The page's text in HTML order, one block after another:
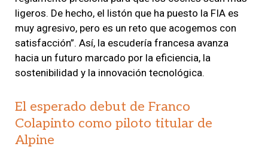
ligeros. De hecho, el listón que ha puesto la FIA es
muy agresivo, pero es un reto que acogemos con
satisfacción”. Así, la escudería francesa avanza
hacia un futuro marcado por la eficiencia, la
sostenibilidad y la innovación tecnológica.
El esperado debut de Franco
Colapinto como piloto titular de
Alpine